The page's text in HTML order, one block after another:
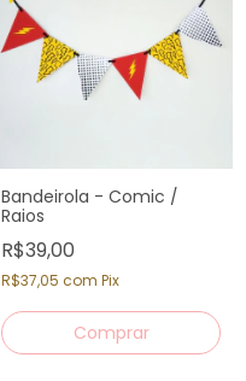
Bandeirola - Comic /
Raios
R$39,00
R$37,05 com Pix